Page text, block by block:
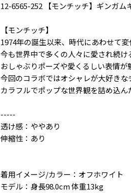
12-6565-252 【モンチッチ】ギンガム
【モンチッチ】
1974年の誕生以来、時代にあわせて
今も世界中で多くの人々に愛され続け
おしゃぶりポーズや愛くるしい表情が
今回のコラボではオシャレが大好き
カラフルでポップな世界観を詰め込
-----
透け感：ややあり
伸縮性：あり
着用イメージ/カラー：オフホワイト
モデル：身長98.0cm 体重13kg